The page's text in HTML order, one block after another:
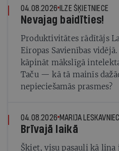
04.08.2026 ILZE ŠĶIETNIECE
Nevajag baidīties!
Produktivitātes rādītājs
Eiropas Savienības
kāpināt mākslīgā
Taču — kā tā mainīs
nepieciešamās prasmes?
04.08.2026 MARIJA
Brīvajā laikā
Šķiet, visu pasauli kā lina